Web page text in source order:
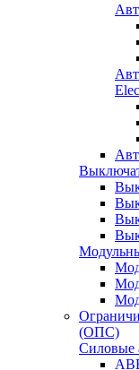
(ОПС)
Силовые